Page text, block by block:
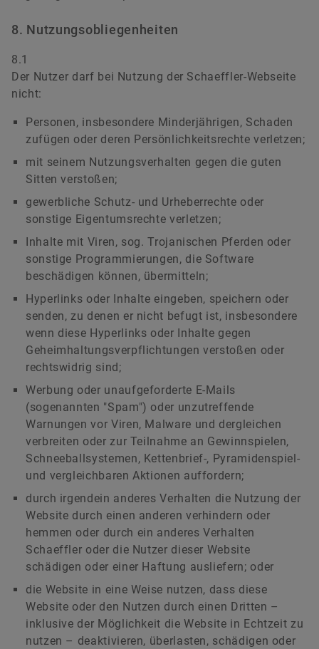
8. Nutzungsobliegenheiten
8.1
Der Nutzer darf bei Nutzung der Schaeffler-Webseite
nicht:
Personen, insbesondere Minderjährigen, Schaden
zufügen oder deren Persönlichkeitsrechte verletzen;
mit seinem Nutzungsverhalten gegen die guten
Sitten verstoßen;
gewerbliche Schutz- und Urheberrechte oder
sonstige Eigentumsrechte verletzen;
Inhalte mit Viren, sog. Trojanischen Pferden oder
sonstige Programmierungen, die Software
beschädigen können, übermitteln;
Hyperlinks oder Inhalte eingeben, speichern oder
senden, zu denen er nicht befugt ist, insbesondere
wenn diese Hyperlinks oder Inhalte gegen
Geheimhaltungsverpflichtungen verstoßen oder
rechtswidrig sind;
Werbung oder unaufgeforderte E-Mails
(sogenannten "Spam") oder unzutreffende
Warnungen vor Viren, Malware und dergleichen
verbreiten oder zur Teilnahme an Gewinnspielen,
Schneeballsystemen, Kettenbrief-, Pyramidenspiel-
und vergleichbaren Aktionen auffordern;
durch irgendein anderes Verhalten die Nutzung der
Website durch einen anderen verhindern oder
hemmen oder durch ein anderes Verhalten
Schaeffler oder die Nutzer dieser Website
schädigen oder einer Haftung ausliefern; oder
die Website in eine Weise nutzen, dass diese
Website oder den Nutzen durch einen Dritten –
inklusive der Möglichkeit die Website in Echtzeit zu
nutzen – deaktivieren, überlasten, schädigen oder